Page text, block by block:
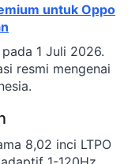
untuk Oppo
1 Juli 2026.
resmi mengenai
8,02 inci LTPO